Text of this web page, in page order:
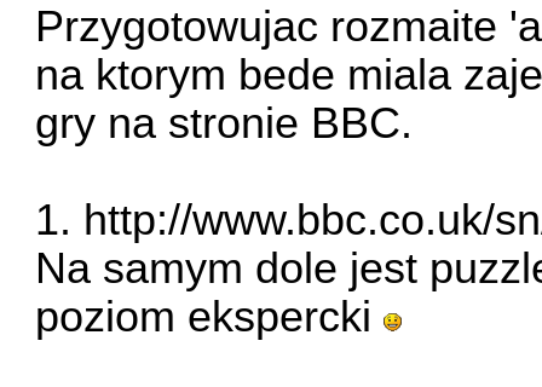
Przygotowujac rozmaite
na ktorym bede miala
gry na stronie BBC.
1. http://www.bbc.co.uk/
Na samym dole jest
poziom ekspercki